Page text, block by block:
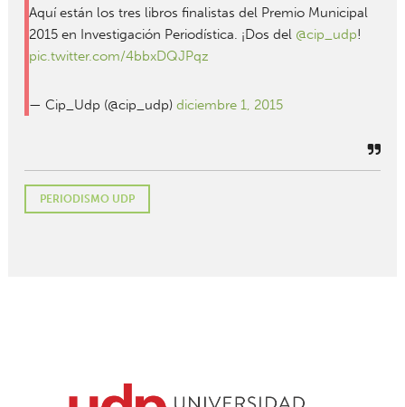
Aquí están los tres libros finalistas del Premio Municipal
2015 en Investigación Periodística. ¡Dos del @cip_udp!
pic.twitter.com/4bbxDQJPqz
— Cip_Udp (@cip_udp) diciembre 1, 2015
PERIODISMO UDP